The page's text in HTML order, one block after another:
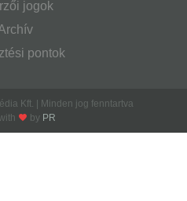
jogok
pontok
Kft. | Minden jog fenntartva
by PR